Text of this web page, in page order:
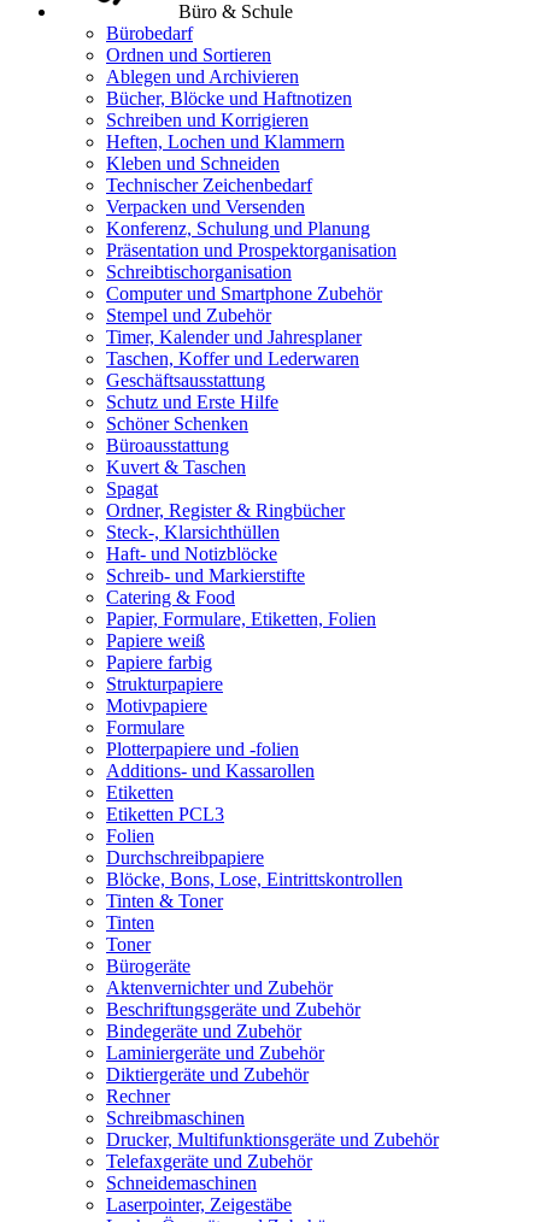
Büro & Schule
Bürobedarf
Ordnen und Sortieren
Ablegen und Archivieren
Bücher, Blöcke und Haftnotizen
Schreiben und Korrigieren
Heften, Lochen und Klammern
Kleben und Schneiden
Technischer Zeichenbedarf
Verpacken und Versenden
Konferenz, Schulung und Planung
Präsentation und Prospektorganisation
Schreibtischorganisation
Computer und Smartphone Zubehör
Stempel und Zubehör
Timer, Kalender und Jahresplaner
Taschen, Koffer und Lederwaren
Geschäftsausstattung
Schutz und Erste Hilfe
Schöner Schenken
Büroausstattung
Kuvert & Taschen
Spagat
Ordner, Register & Ringbücher
Steck-, Klarsichthüllen
Haft- und Notizblöcke
Schreib- und Markierstifte
Catering & Food
Papier, Formulare, Etiketten, Folien
Papiere weiß
Papiere farbig
Strukturpapiere
Motivpapiere
Formulare
Plotterpapiere und -folien
Additions- und Kassarollen
Etiketten
Etiketten PCL3
Folien
Durchschreibpapiere
Blöcke, Bons, Lose, Eintrittskontrollen
Tinten & Toner
Tinten
Toner
Bürogeräte
Aktenvernichter und Zubehör
Beschriftungsgeräte und Zubehör
Bindegeräte und Zubehör
Laminiergeräte und Zubehör
Diktiergeräte und Zubehör
Rechner
Schreibmaschinen
Drucker, Multifunktionsgeräte und Zubehör
Telefaxgeräte und Zubehör
Schneidemaschinen
Laserpointer, Zeigestäbe